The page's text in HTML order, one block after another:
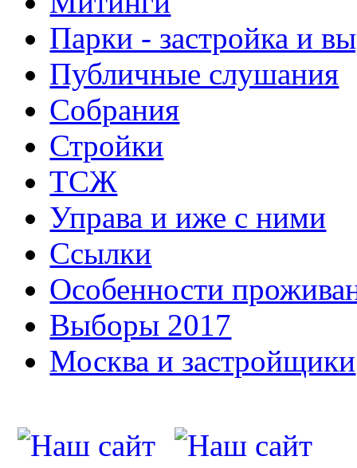
Парки - застройка и
Публичные слушания
Собрания
Стройки
ТСЖ
Управа и иже с ними
Ссылки
Особенности
Выборы 2017
Москва и застройщики